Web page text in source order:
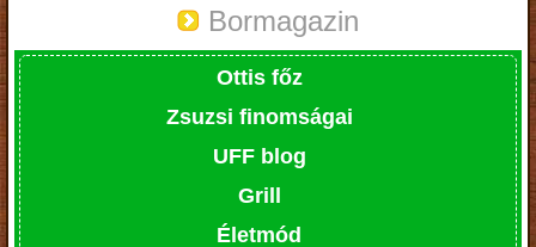
Bormagazin
Ottis főz
Zsuzsi finomságai
UFF blog
Grill
Életmód